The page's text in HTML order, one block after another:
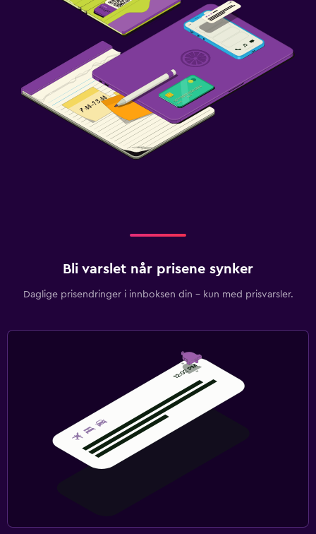
Bli varslet når prisene synker
Daglige prisendringer i innboksen din – kun med prisvarsler.